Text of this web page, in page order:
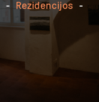
- Rezidencijos
-